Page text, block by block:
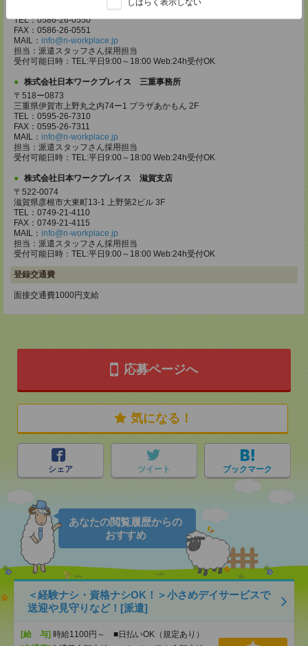
愛知県一宮市栄1ー3ー29 東海ビル 3F
TEL：0586-26-0550
FAX：0586-26-0551
MAIL： info@n-workplace.jp
担当：派遣スタッフさん採用担当
受付可能日時：TEL:平日9:00～18:00 Web:24h受付OK
株式会社日本ワークプレイス 三重事務所
〒518ー0873
三重県伊賀市上野丸之内74ー1 プラザあかもん 2F
TEL：0595-26-7310
FAX：0595-26-7311
MAIL： info@n-workplace.jp
担当：派遣スタッフさん採用担当
受付可能日時：TEL:平日9:00～18:00 Web:24h受付OK
株式会社日本ワークプレイス 滋賀支店
〒522-0074
滋賀県彦根市大東町13-1 上野第2ビル 3F
TEL：0749-21-4110
FAX：0749-21-4115
MAIL： info@n-workplace.jp
担当：派遣スタッフさん採用担当
受付可能日時：TEL:平日9:00～18:00 Web:24h受付OK
登録交通費
面接交通費1000円支給
応募ページへ
気になる！
シェア ツイート ブックマーク
あなたの閲覧履歴からの
おすすめ
＜経験ナシ・資格ナシOK！＞小さめデイサービスで
送迎や見守りなど！[派遣]
[給 与] 時給1100円～ ■日払いOK（規定あり）